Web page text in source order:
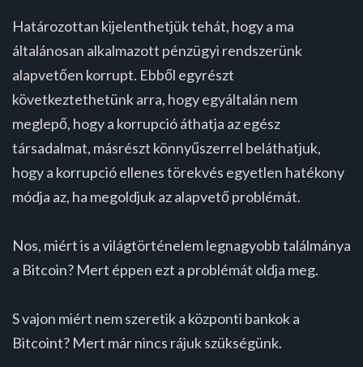
Határozottan kijelenthetjük tehát, hogy a ma
általánosan alkalmazott pénzügyi rendszerünk
alapvetően korrupt. Ebből egyrészt
következtethetünk arra, hogy egyáltalán nem
meglepő, hogy a korrupció áthatja az egész
társadalmat, másrészt könnyűszerrel beláthatjuk,
hogy a korrupció ellenes törekvés egyetlen hatékony
módja az, ha megoldjuk az alapvető problémát.
Nos, miért is a világtörténelem legnagyobb találmánya
a Bitcoin? Mert éppen ezt a problémát oldja meg.
S vajon miért nem szeretik a központi bankok a
Bitcoint? Mert már nincs rájuk szükségünk.